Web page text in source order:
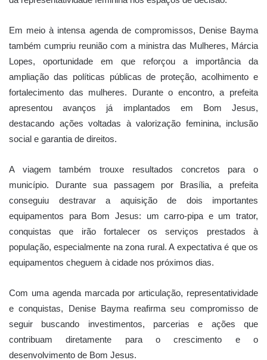
Em meio à intensa agenda de compromissos, Denise Bayma
também cumpriu reunião com a ministra das Mulheres, Márcia
Lopes, oportunidade em que reforçou a importância da
ampliação das políticas públicas de proteção, acolhimento e
fortalecimento das mulheres. Durante o encontro, a prefeita
apresentou avanços já implantados em Bom Jesus,
destacando ações voltadas à valorização feminina, inclusão
social e garantia de direitos.
A viagem também trouxe resultados concretos para o
município. Durante sua passagem por Brasília, a prefeita
conseguiu destravar a aquisição de dois importantes
equipamentos para Bom Jesus: um carro-pipa e um trator,
conquistas que irão fortalecer os serviços prestados à
população, especialmente na zona rural. A expectativa é que os
equipamentos cheguem à cidade nos próximos dias.
Com uma agenda marcada por articulação, representatividade
e conquistas, Denise Bayma reafirma seu compromisso de
seguir buscando investimentos, parcerias e ações que
contribuam diretamente para o crescimento e o
desenvolvimento de Bom Jesus.